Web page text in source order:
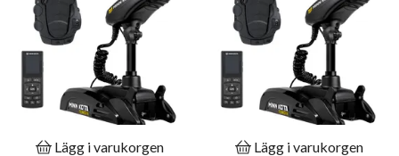
Lägg i varukorgen Lägg i varukorgen